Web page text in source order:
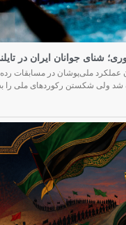
شنای جوانان ایران در
عملکرد ملی‌پوشان در مسابقات
همراه شد ولی شکستن رکوردهای ملی را